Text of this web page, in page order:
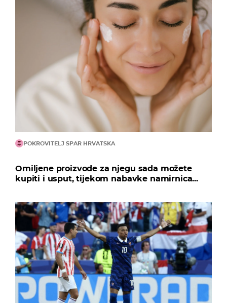
POKROVITELJ SPAR HRVATSKA
Omiljene proizvode za njegu sada možete
kupiti i usput, tijekom nabavke namirnica...